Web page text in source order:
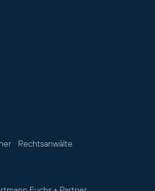
Rechtsanwälte